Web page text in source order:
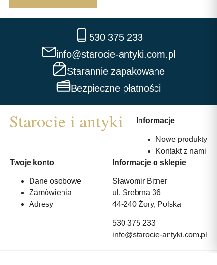
530 375 233
info@starocie-antyki.com.pl
Starannie zapakowane
Bezpieczne płatności
Informacje
Nowe produkty
Kontakt z nami
Twoje konto
Dane osobowe
Zamówienia
Adresy
Informacje o sklepie
Sławomir Bitner
ul. Srebrna 36
44-240 Żory, Polska
530 375 233
info@starocie-antyki.com.pl